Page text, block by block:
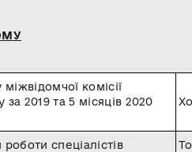
комісії
за 2019 та 5 місяців 2020
спеціалістів